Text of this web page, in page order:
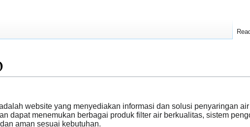
website yang menyediakan informasi dan solusi penyaringan
dapat menemukan berbagai produk filter air berkualitas, sistem
aman sesuai kebutuhan.